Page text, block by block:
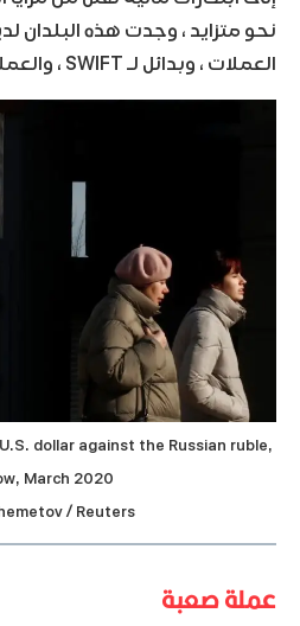
نحو متزايد ، وجدت هذه البلدان
العملات ، وبدائل لـ SWIFT ، والعملات الرقمية .
dollar against the Russian ruble,
March 2020
/ Reuters
عملة صعبة